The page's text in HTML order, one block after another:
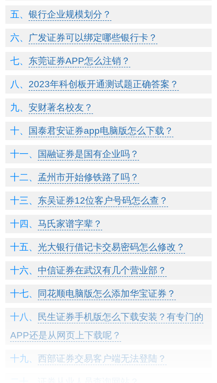
银行企业规模划分？
广发证券可以绑定哪些银行卡？
东莞证券APP怎么注销？
2023年科创板开通测试题正确答案？
安财著名校友？
国泰君安证券app电脑版怎么下载？
国融证券是国有企业吗？
孟州市开始修铁路了吗？
东吴证券12位客户号码怎么查？
马氏家谱字辈？
光大银行借记卡交易密码怎么修改？
中信证券在武汉有几个营业部？
同花顺电脑版怎么添加华宝证券？
民生证券手机版怎么下载安装？有专门的
APP还是从网页上下载呢？
西部证券交易客户端无法登陆？